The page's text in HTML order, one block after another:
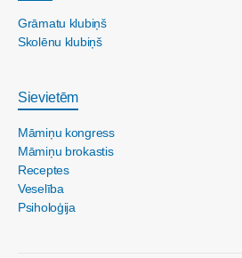
Grāmatu klubiņš
Skolēnu klubiņš
Sievietēm
Māmiņu kongress
Māmiņu brokastis
Receptes
Veselība
Psiholoģija